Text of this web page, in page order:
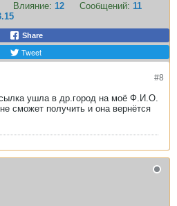
Влияние: 12 Сообщений: 11
Share
Tweet
#8
ушла в др.город на моё Ф.И.О.
сможет получить и она вернётся